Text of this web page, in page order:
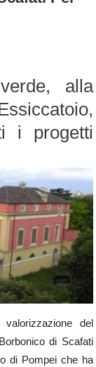
alla
i progetti
del
di Scafati
di Pompei che ha